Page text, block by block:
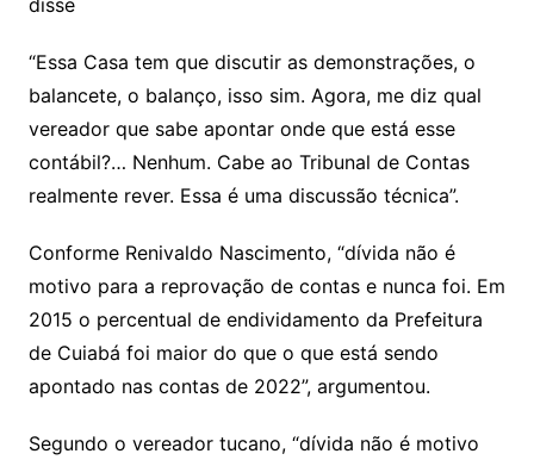
disse
“Essa Casa tem que discutir as demonstrações, o
balancete, o balanço, isso sim. Agora, me diz qual
vereador que sabe apontar onde que está esse
contábil?… Nenhum. Cabe ao Tribunal de Contas
realmente rever. Essa é uma discussão técnica”.
Conforme Renivaldo Nascimento, “dívida não é
motivo para a reprovação de contas e nunca foi. Em
2015 o percentual de endividamento da Prefeitura
de Cuiabá foi maior do que o que está sendo
apontado nas contas de 2022”, argumentou.
Segundo o vereador tucano, “dívida não é motivo